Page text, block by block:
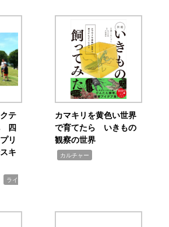
テ
四
リ
キ
ライ
カマキリを黄色い世界
で育てたら いきもの
観察の世界
カルチャー